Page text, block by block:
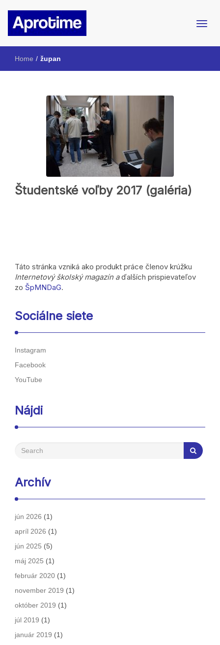
Aprotime
Internetový magazín ŠpMNDaG
Home / župan
Študentské voľby 2017 (galéria)
Táto stránka vzniká ako produkt práce členov krúžku
Internetový školský magazín aďalších prispievateľov
zo ŠpMNDaG.
Sociálne siete
Instagram
Facebook
YouTube
Nájdi
Archív
jún 2026 (1)
apríl 2026 (1)
jún 2025 (5)
máj 2025 (1)
február 2020 (1)
november 2019 (1)
október 2019 (1)
júl 2019 (1)
január 2019 (1)